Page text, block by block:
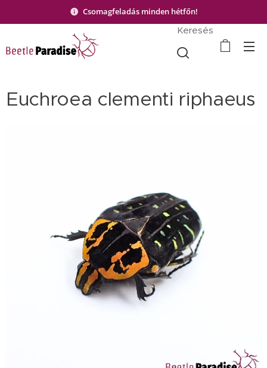
Csomagfeladás minden hétfőn!
Keresés
Euchroea clementi riphaeus